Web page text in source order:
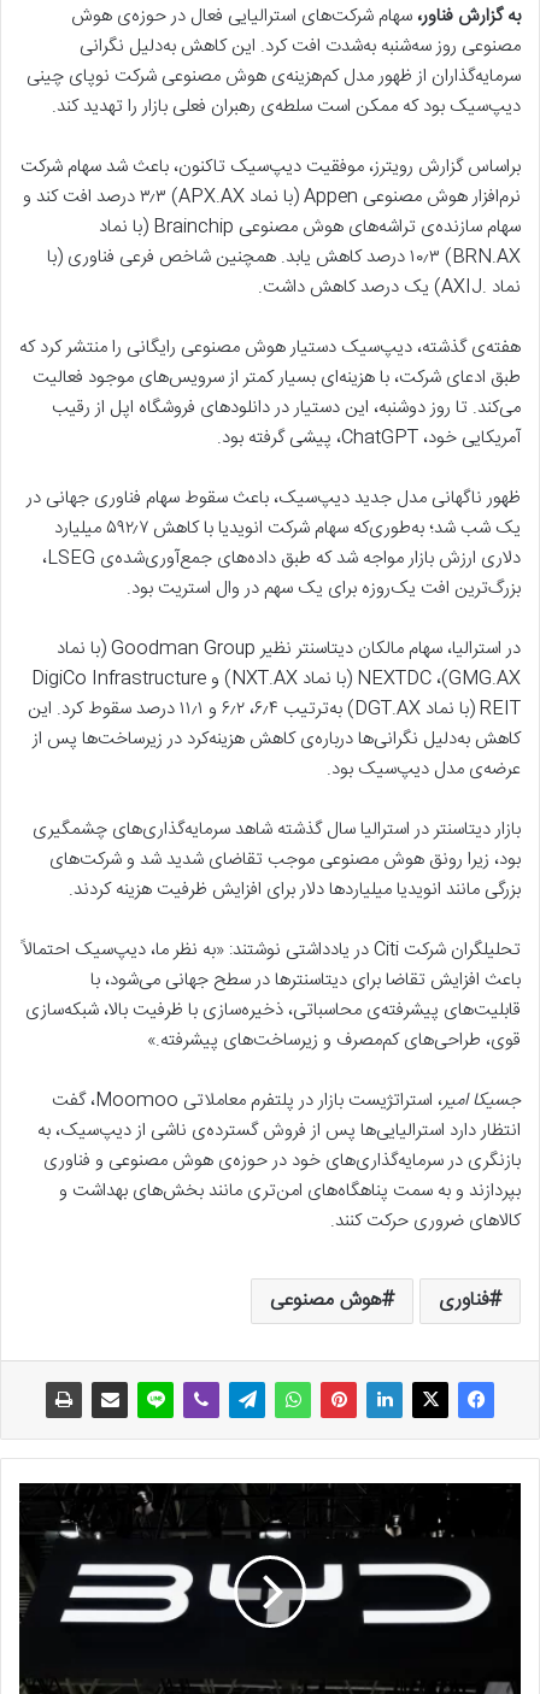
به گزارش فناور، سهام شرکت‌های استرالیایی فعال در حوزه‌ی هوش
مصنوعی روز سه‌شنبه به‌شدت افت کرد. این کاهش به‌دلیل نگرانی
سرمایه‌گذاران از ظهور مدل کم‌هزینه‌ی هوش مصنوعی شرکت نوپای چینی
دیپ‌سیک بود که ممکن است سلطه‌ی رهبران فعلی بازار را تهدید کند.
براساس گزارش رویترز، موفقیت دیپ‌سیک تاکنون، باعث شد سهام شرکت
نرم‌افزار هوش مصنوعی Appen (با نماد APX.AX) ۳٫۳ درصد افت کند و
سهام سازنده‌ی تراشه‌های هوش مصنوعی Brainchip (با نماد
BRN.AX) ۱۰٫۳ درصد کاهش یابد. همچنین شاخص فرعی فناوری (با
نماد .AXIJ) یک‌ درصد کاهش داشت.
هفته‌ی گذشته، دیپ‌سیک دستیار هوش مصنوعی رایگانی را منتشر کرد که
طبق ادعای شرکت، با هزینه‌ای بسیار کمتر از سرویس‌های موجود فعالیت
می‌کند. تا روز دوشنبه، این دستیار در دانلودهای فروشگاه اپل از رقیب
آمریکایی خود، ChatGPT، پیشی گرفته بود.
ظهور ناگهانی مدل جدید دیپ‌سیک، باعث سقوط سهام فناوری جهانی در
یک شب شد؛ به‌طوری‌که سهام شرکت انویدیا با کاهش ۵۹۲٫۷ میلیارد
دلاری ارزش بازار مواجه شد که طبق داده‌های جمع‌آوری‌شده‌ی LSEG،
بزرگ‌ترین افت یک‌روزه برای یک سهم در وال استریت بود.
در استرالیا، سهام مالکان دیتاسنتر نظیر Goodman Group (با نماد
GMG.AX)، NEXTDC (با نماد NXT.AX) و DigiCo Infrastructure
REIT (با نماد DGT.AX) به‌ترتیب ۶٫۴، ۶٫۲ و ۱۱٫۱ درصد سقوط کرد. این
کاهش به‌دلیل نگرانی‌ها درباره‌ی کاهش هزینه‌کرد در زیرساخت‌ها پس از
عرضه‌ی مدل دیپ‌سیک بود.
بازار دیتاسنتر در استرالیا سال گذشته شاهد سرمایه‌گذاری‌های چشمگیری
بود، زیرا رونق هوش مصنوعی موجب تقاضای شدید شد و شرکت‌های
بزرگی مانند انویدیا میلیاردها دلار برای افزایش ظرفیت هزینه کردند.
تحلیلگران شرکت Citi در یادداشتی نوشتند: «به نظر ما، دیپ‌سیک احتمالاً
باعث افزایش تقاضا برای دیتاسنترها در سطح جهانی می‌شود، با
قابلیت‌های پیشرفته‌ی محاسباتی، ذخیره‌سازی با ظرفیت بالا، شبکه‌سازی
قوی، طراحی‌های کم‌مصرف و زیرساخت‌های پیشرفته.»
جسیکا امیر
، استراتژیست بازار در پلتفرم معاملاتی Moomoo، گفت
انتظار دارد استرالیایی‌ها پس از فروش گسترده‌ی ناشی از دیپ‌سیک، به
بازنگری در سرمایه‌گذاری‌های خود در حوزه‌ی هوش مصنوعی و فناوری
بپردازند و به سمت پناهگاه‌های امن‌تری مانند بخش‌های بهداشت و
کالاهای ضروری حرکت کنند.
فناوری هوش مصنوعی